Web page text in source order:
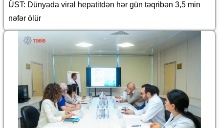
ÜST: Dünyada viral hepatitdən hər gün təqribən 3,5 min
nəfər ölür